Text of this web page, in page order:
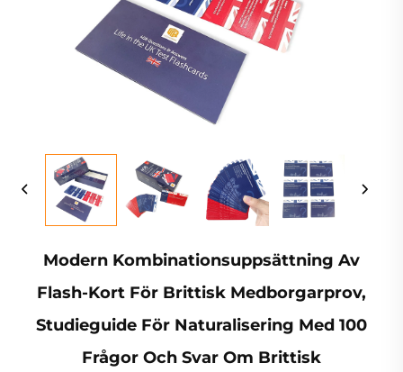
Modern Kombinationsuppsättning Av
Flash-Kort För Brittisk Medborgarprov,
Studieguide För Naturalisering Med 100
Frågor Och Svar Om Brittisk